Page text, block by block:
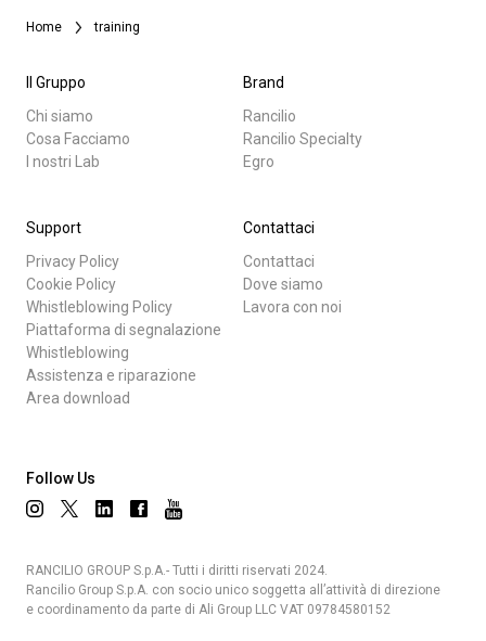
Home training
Il Gruppo
Chi siamo
Cosa Facciamo
I nostri Lab
Brand
Rancilio
Rancilio Specialty
Egro
Support
Privacy Policy
Cookie Policy
Whistleblowing Policy
Piattaforma di segnalazione
Whistleblowing
Assistenza e riparazione
Area download
Contattaci
Contattaci
Dove siamo
Lavora con noi
Follow Us
RANCILIO GROUP S.p.A.- Tutti i diritti riservati 2024.
Rancilio Group S.p.A. con socio unico soggetta all’attività di direzione
e coordinamento da parte di Ali Group LLC VAT 09784580152